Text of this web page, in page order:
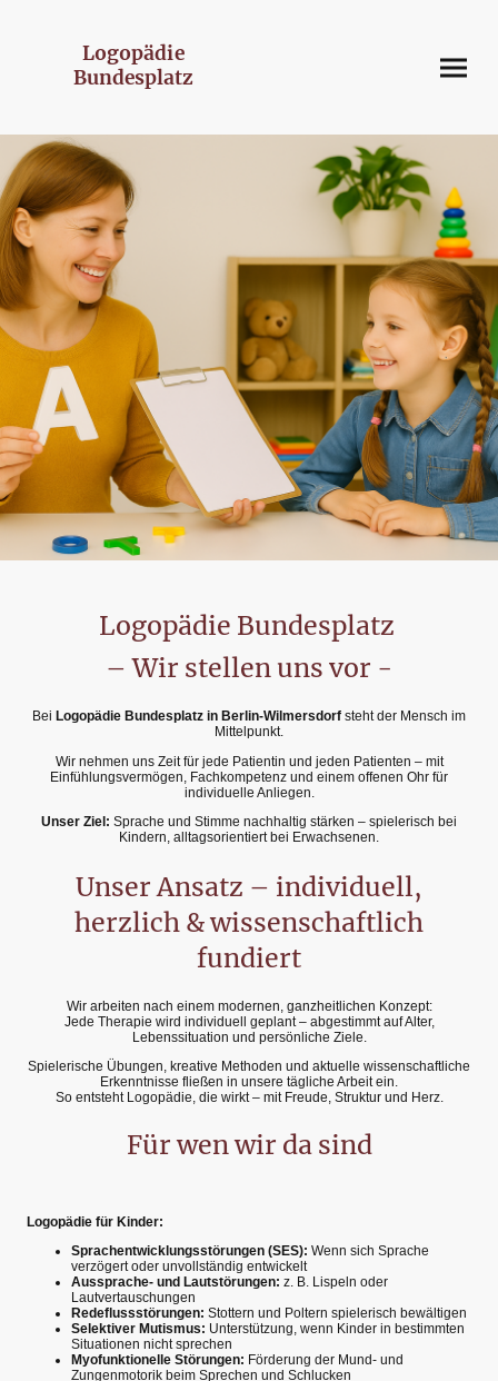
Logopädie
Bundesplatz
Logopädie Bundesplatz
– Wir stellen uns vor -
Bei Logopädie Bundesplatz in Berlin-Wilmersdorf steht der Mensch im
Mittelpunkt.
Wir nehmen uns Zeit für jede Patientin und jeden Patienten – mit
Einfühlungsvermögen, Fachkompetenz und einem offenen Ohr für
individuelle Anliegen.
Unser Ziel: Sprache und Stimme nachhaltig stärken – spielerisch bei
Kindern, alltagsorientiert bei Erwachsenen.
Unser Ansatz – individuell,
herzlich & wissenschaftlich
fundiert
Wir arbeiten nach einem modernen, ganzheitlichen Konzept:
Jede Therapie wird individuell geplant – abgestimmt auf Alter,
Lebenssituation und persönliche Ziele.
Spielerische Übungen, kreative Methoden und aktuelle wissenschaftliche
Erkenntnisse fließen in unsere tägliche Arbeit ein.
So entsteht Logopädie, die wirkt – mit Freude, Struktur und Herz.
Für wen wir da sind
Logopädie für Kinder:
Sprachentwicklungsstörungen (SES): Wenn sich Sprache
verzögert oder unvollständig entwickelt
Aussprache- und Lautstörungen: z. B. Lispeln oder
Lautvertauschungen
Redeflussstörungen: Stottern und Poltern spielerisch bewältigen
Selektiver Mutismus: Unterstützung, wenn Kinder in bestimmten
Situationen nicht sprechen
Myofunktionelle Störungen: Förderung der Mund- und
Zungenmotorik beim Sprechen und Schlucken